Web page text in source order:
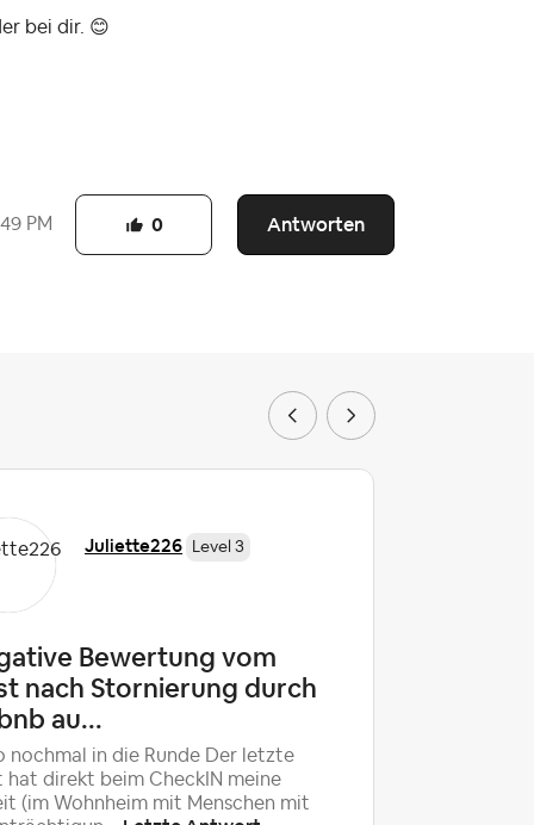
bei dir. 😊
PM Antworten
0
Juliette226 Level 3
Bewertung vom
nach Stornierung durch
au...
nochmal in die Runde Der letzte
hat direkt beim CheckIN meine
(im Wohnheim mit Menschen mit